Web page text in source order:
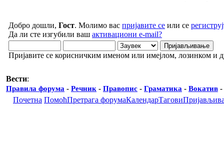
Добро дошли, Гост. Молимо вас пријавите се или се
Да ли сте изгубили ваш активациони e-mail?
Пријавите се корисничким именом или имејлом, лозинком и
Вести:
Правила форума - Речник - Правопис - Граматика - Вокатив -
Почетна ПомоћПретрага форумаКалендарТагови